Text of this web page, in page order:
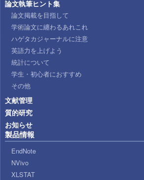
論文執筆ヒント集
論文掲載を目指して
学術論文に纏わるあれこれ
ハゲタカジャーナルに注意
英語力を上げよう
統計について
学生・初心者におすすめ
その他
文献管理
質的研究
お知らせ
製品情報
EndNote
NVivo
XLSTAT